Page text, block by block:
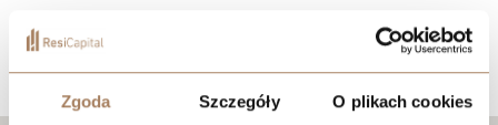
Zgoda Szczegóły O plikach cookies
Lokalizacja